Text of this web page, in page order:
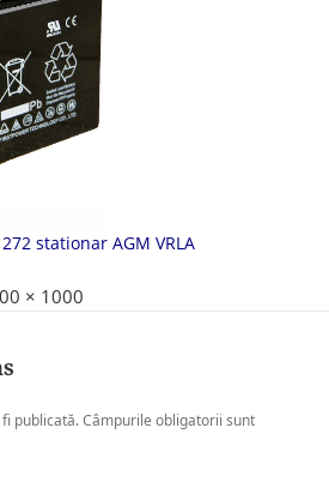
stationar AGM VRLA
× 1000
publicată. Câmpurile obligatorii sunt